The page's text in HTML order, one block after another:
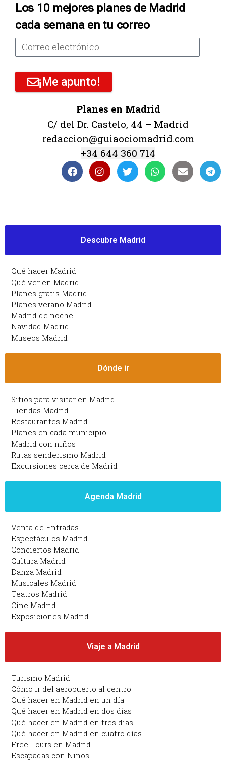
Los 10 mejores planes de Madrid
cada semana en tu correo
¡Me apunto!
Planes en Madrid
C/ del Dr. Castelo, 44 – Madrid
redaccion@guiaociomadrid.com
+34 644 360 714
Descubre Madrid
Qué hacer Madrid
Qué ver en Madrid
Planes gratis Madrid
Planes verano Madrid
Madrid de noche
Navidad Madrid
Museos Madrid
Dónde ir
Sitios para visitar en Madrid
Tiendas Madrid
Restaurantes Madrid
Planes en cada municipio
Madrid con niños
Rutas senderismo Madrid
Excursiones cerca de Madrid
Agenda Madrid
Venta de Entradas
Espectáculos Madrid
Conciertos Madrid
Cultura Madrid
Danza Madrid
Musicales Madrid
Teatros Madrid
Cine Madrid
Exposiciones Madrid
Viaje a Madrid
Turismo Madrid
Cómo ir del aeropuerto al centro
Qué hacer en Madrid en un día
Qué hacer en Madrid en dos días
Qué hacer en Madrid en tres días
Qué hacer en Madrid en cuatro días
Free Tours en Madrid
Escapadas con Niños